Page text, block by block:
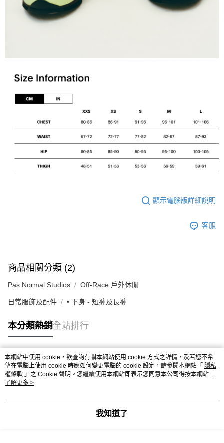
顯示電腦版詳細說明
客服
商品相關分類 (2)
Pas Normal Studios Off-Race 戶外休閒
日常服飾及配件 • 下身 - 短褲及長褲
本分類熱銷全站排行
熱門標籤
本網站中使用 cookie，欲查詢有關本網站使用 cookie 方式之詳情，及若您不希
望在電腦上使用 cookie 時應如何變更電腦的 cookie 設定，請參閱本網站「 隱私
權條款 」之 Cookie 聲明。您繼續使用本網站即表示您同意本公司得按本網站使
用條款之 Cookie 聲明使用 cookie。
了解更多 >
我知道了